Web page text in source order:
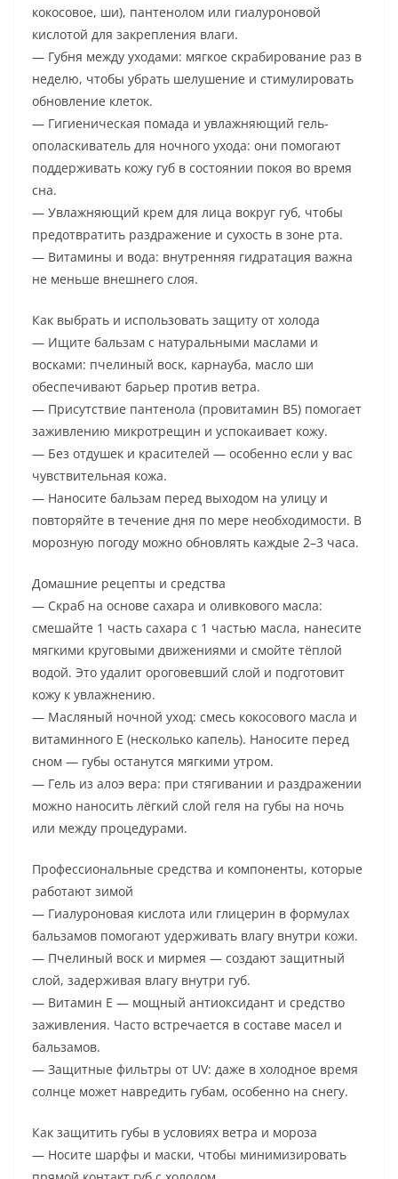
кокосовое, ши), пантенолом или гиалуроновой
кислотой для закрепления влаги.
— Губня между уходами: мягкое скрабирование раз в
неделю, чтобы убрать шелушение и стимулировать
обновление клеток.
— Гигиеническая помада и увлажняющий гель-
ополаскиватель для ночного ухода: они помогают
поддерживать кожу губ в состоянии покоя во время
сна.
— Увлажняющий крем для лица вокруг губ, чтобы
предотвратить раздражение и сухость в зоне рта.
— Витамины и вода: внутренняя гидратация важна
не меньше внешнего слоя.
Как выбрать и использовать защиту от холода
— Ищите бальзам с натуральными маслами и
восками: пчелиный воск, карнауба, масло ши
обеспечивают барьер против ветра.
— Присутствие пантенола (провитамин B5) помогает
заживлению микротрещин и успокаивает кожу.
— Без отдушек и красителей — особенно если у вас
чувствительная кожа.
— Наносите бальзам перед выходом на улицу и
повторяйте в течение дня по мере необходимости. В
морозную погоду можно обновлять каждые 2–3 часа.
Домашние рецепты и средства
— Скраб на основе сахара и оливкового масла:
смешайте 1 часть сахара с 1 частью масла, нанесите
мягкими круговыми движениями и смойте тёплой
водой. Это удалит ороговевший слой и подготовит
кожу к увлажнению.
— Масляный ночной уход: смесь кокосового масла и
витаминного E (несколько капель). Наносите перед
сном — губы останутся мягкими утром.
— Гель из алоэ вера: при стягивании и раздражении
можно наносить лёгкий слой геля на губы на ночь
или между процедурами.
Профессиональные средства и компоненты, которые
работают зимой
— Гиалуроновая кислота или глицерин в формулах
бальзамов помогают удерживать влагу внутри кожи.
— Пчелиный воск и мирмея — создают защитный
слой, задерживая влагу внутри губ.
— Витамин Е — мощный антиоксидант и средство
заживления. Часто встречается в составе масел и
бальзамов.
— Защитные фильтры от UV: даже в холодное время
солнце может навредить губам, особенно на снегу.
Как защитить губы в условиях ветра и мороза
— Носите шарфы и маски, чтобы минимизировать